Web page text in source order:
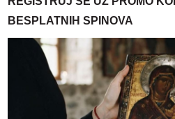
BESPLATNIH SPINOVA